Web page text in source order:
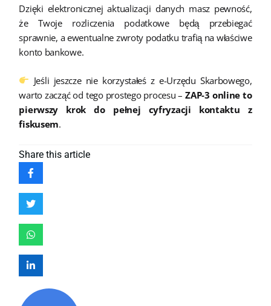
Dzięki elektronicznej aktualizacji danych masz pewność,
że Twoje rozliczenia podatkowe będą przebiegać
sprawnie, a ewentualne zwroty podatku trafią na właściwe
konto bankowe.
Jeśli jeszcze nie korzystałeś z e-Urzędu Skarbowego,
warto zacząć od tego prostego procesu –ZAP-3 online to
pierwszy krok do pełnej cyfryzacji kontaktu z
fiskusem.
Sharethis article